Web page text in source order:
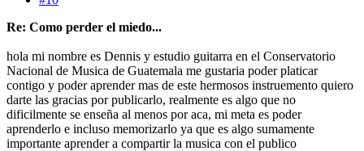
Re: Como perder el miedo...
hola mi nombre es Dennis y estudio guitarra en el Conservatorio
Nacional de Musica de Guatemala me gustaria poder platicar
contigo y poder aprender mas de este hermosos instruemento quiero
darte las gracias por publicarlo, realmente es algo que no
dificilmente se enseña al menos por aca, mi meta es poder
aprenderlo e incluso memorizarlo ya que es algo sumamente
importante aprender a compartir la musica con el publico